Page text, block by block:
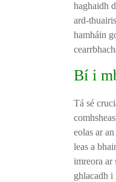
haghaidh
ard-
hamháin
Bí i
Tá sé
eolas ar
leas a
imreora ar
ghlacadh i